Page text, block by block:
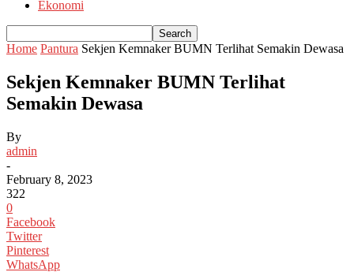
Ekonomi
Home Pantura Sekjen Kemnaker BUMN Terlihat Semakin Dewasa
Sekjen Kemnaker BUMN Terlihat
Semakin Dewasa
By
admin
-
February 8, 2023
322
0
Facebook
Twitter
Pinterest
WhatsApp